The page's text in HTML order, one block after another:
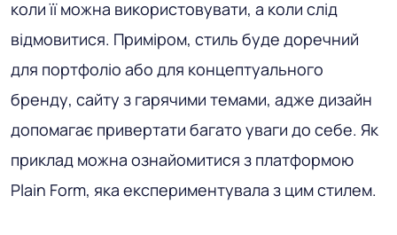
коли її можна використовувати, а коли слід
відмовитися. Приміром, стиль буде доречний
для портфоліо або для концептуального
бренду, сайту з гарячими темами, адже дизайн
допомагає привертати багато уваги до себе. Як
приклад можна ознайомитися з платформою
Plain Form, яка експериментувала з цим стилем.